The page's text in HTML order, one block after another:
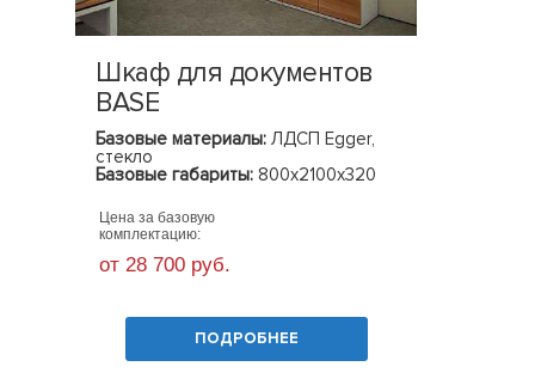
Шкаф для документов
BASE
Базовые материалы: ЛДСП Egger,
стекло
Базовые габариты: 800х2100х320
Цена за базовую
комплектацию:
от 28 700 руб.
ПОДРОБНЕЕ